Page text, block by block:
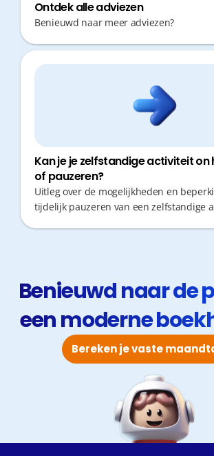
Ontdek alle adviezen
Benieuwd naar meer adviezen?
Kan je je zelfstandige activiteit on
of pauzeren?
Uitleg over de mogelijkheden en
tijdelijk pauzeren van een zelfstandige
Benieuwd naar de
een moderne
Bereken je vaste